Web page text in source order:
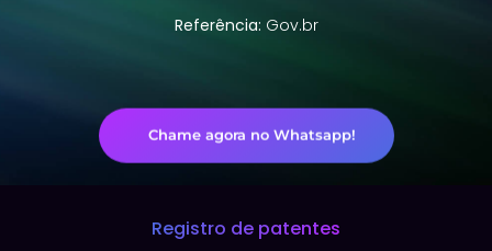
Referência: Gov.br
Chame agora no Whatsapp!
Registro de patentes